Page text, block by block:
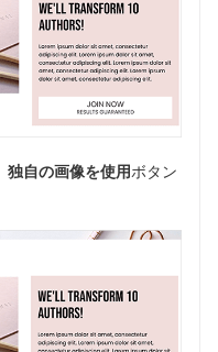
独自の画像を使用ボタン